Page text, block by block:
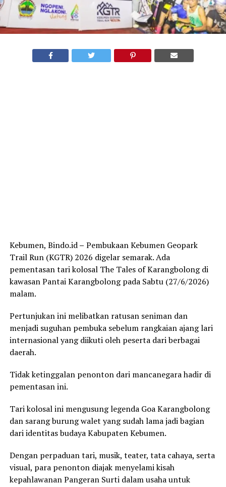
Kebumen, Bindo.id– Pembukaan Kebumen Geopark
Trail Run (KGTR) 2026 digelar semarak. Ada
pementasan tari kolosal The Tales of Karangbolong di
kawasan Pantai Karangbolong pada Sabtu (27/6/2026)
malam.
Pertunjukan ini melibatkan ratusan seniman dan
menjadi suguhan pembuka sebelum rangkaian ajang lari
internasional yang diikuti oleh peserta dari berbagai
daerah.
Tidak ketinggalan penonton dari mancanegara hadir di
pementasan ini.
Tari kolosal ini mengusung legenda Goa Karangbolong
dan sarang burung walet yang sudah lama jadi bagian
dari identitas budaya Kabupaten Kebumen.
Dengan perpaduan tari, musik, teater, tata cahaya, serta
visual, para penonton diajak menyelami kisah
kepahlawanan Pangeran Surti dalam usaha untuk